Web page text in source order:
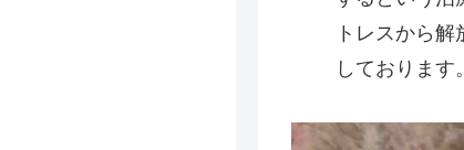
トレスから
しております。